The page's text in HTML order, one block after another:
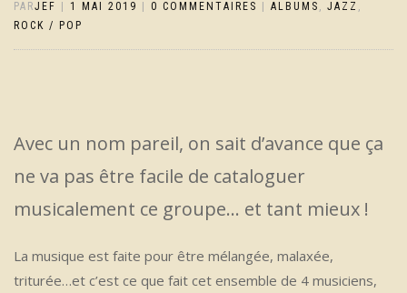
PARJEF 1 MAI 2019 0 COMMENTAIRES ALBUMS , JAZZ ,
ROCK / POP
Avec un nom pareil, on sait d’avance que ça
ne va pas être facile de cataloguer
musicalement ce groupe… et tant mieux !
La musique est faite pour être mélangée, malaxée,
triturée…et c’est ce que fait cet ensemble de 4 musiciens,